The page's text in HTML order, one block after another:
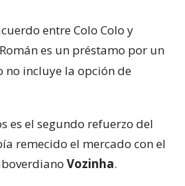
entre Colo Colo y
es un préstamo por un
no incluye la opción de
es el segundo refuerzo del
remecido el mercado con el
Vozinha.